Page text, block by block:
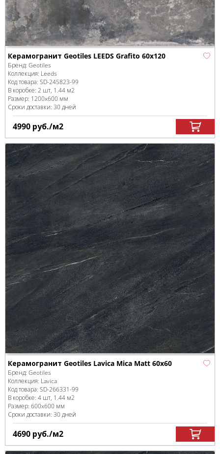
Керамогранит Geotiles LEEDS Grafito 60x120
Бренд: Geotiles
Коллекция: Leeds
Код товара: SD-245823-99
В коробке: 2 шт, 1.44 м2
Размер: 1200x600 мм
Сроки доставки: 30 дней
4990 руб./м2
Керамогранит Geotiles Lavica Mica Matt 60x60
Бренд: Geotiles
Коллекция: Lavica
Код товара: SD-266331-99
В коробке: 4 шт, 1.44 м2
Размер: 600x600 мм
Сроки доставки: 30 дней
4690 руб./м2